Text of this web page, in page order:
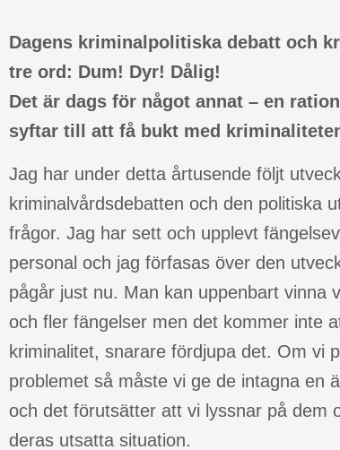
Dagens kriminalpolitiska debatt och
tre ord: Dum! Dyr! Dålig!
Det är dags för något annat – en
syftar till att få bukt med
Jag har under detta årtusende följt
kriminalvårdsdebatten och den politiska
frågor. Jag har sett och upplevt
personal och jag förfasas över den
pågår just nu. Man kan uppenbart vinna
och fler fängelser men det kommer inte
kriminalitet, snarare fördjupa det. Om vi
problemet så måste vi ge de intagna en
och det förutsätter att vi lyssnar på dem
deras utsatta situation.